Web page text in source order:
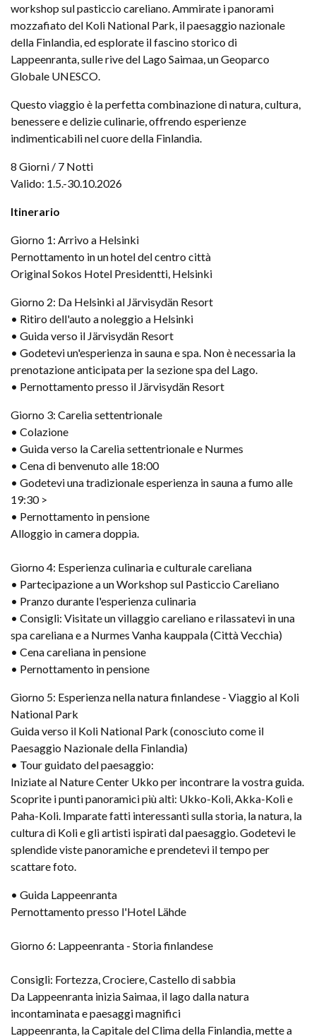
workshop sul pasticcio careliano. Ammirate i panorami
mozzafiato del Koli National Park, il paesaggio nazionale
della Finlandia, ed esplorate il fascino storico di
Lappeenranta, sulle rive del Lago Saimaa, un Geoparco
Globale UNESCO.
Questo viaggio è la perfetta combinazione di natura, cultura,
benessere e delizie culinarie, offrendo esperienze
indimenticabili nel cuore della Finlandia.
8 Giorni / 7 Notti
Valido: 1.5.-30.10.2026
Itinerario
Giorno 1: Arrivo a Helsinki
Pernottamento in un hotel del centro città
Original Sokos Hotel Presidentti, Helsinki
Giorno 2: Da Helsinki al Järvisydän Resort
• Ritiro dell'auto a noleggio a Helsinki
• Guida verso il Järvisydän Resort
• Godetevi un'esperienza in sauna e spa. Non è necessaria la
prenotazione anticipata per la sezione spa del Lago.
• Pernottamento presso il Järvisydän Resort
Giorno 3: Carelia settentrionale
• Colazione
• Guida verso la Carelia settentrionale e Nurmes
• Cena di benvenuto alle 18:00
• Godetevi una tradizionale esperienza in sauna a fumo alle
19:30 >
• Pernottamento in pensione
Alloggio in camera doppia.
Giorno 4: Esperienza culinaria e culturale careliana
• Partecipazione a un Workshop sul Pasticcio Careliano
• Pranzo durante l'esperienza culinaria
• Consigli: Visitate un villaggio careliano e rilassatevi in una
spa careliana e a Nurmes Vanha kauppala (Città Vecchia)
• Cena careliana in pensione
• Pernottamento in pensione
Giorno 5: Esperienza nella natura finlandese - Viaggio al Koli
National Park
Guida verso il Koli National Park (conosciuto come il
Paesaggio Nazionale della Finlandia)
• Tour guidato del paesaggio:
Iniziate al Nature Center Ukko per incontrare la vostra guida.
Scoprite i punti panoramici più alti: Ukko-Koli, Akka-Koli e
Paha-Koli. Imparate fatti interessanti sulla storia, la natura, la
cultura di Koli e gli artisti ispirati dal paesaggio. Godetevi le
splendide viste panoramiche e prendetevi il tempo per
scattare foto.
• Guida Lappeenranta
Pernottamento presso l'Hotel Lähde
Giorno 6: Lappeenranta - Storia finlandese
Consigli: Fortezza, Crociere, Castello di sabbia
Da Lappeenranta inizia Saimaa, il lago dalla natura
incontaminata e paesaggi magnifici
Lappeenranta, la Capitale del Clima della Finlandia, mette a